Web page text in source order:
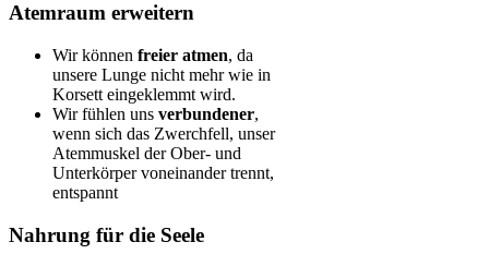
Atemraum erweitern
Wir können freier atmen, da
unsere Lunge nicht mehr wie in
Korsett eingeklemmt wird.
Wir fühlen uns verbundener,
wenn sich das Zwerchfell, unser
Atemmuskel der Ober- und
Unterkörper voneinander trennt,
entspannt
Nahrung für die Seele